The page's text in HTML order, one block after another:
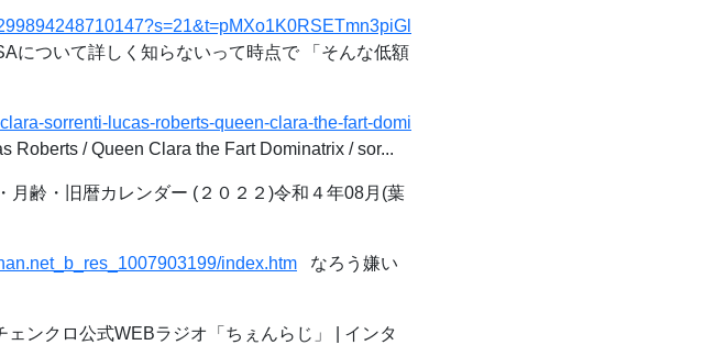
について詳しく知らないって時点で 「そんな低額
sorrenti-lucas-roberts-queen-clara-the-fart-domi
/ Queen Clara the Fart Dominatrix / sor...
齢・旧暦カレンダー (２０２２)令和４年08月(葉
index.htm なろう嫌い
ェンクロ公式WEBラジオ「ちぇんらじ」 | インタ